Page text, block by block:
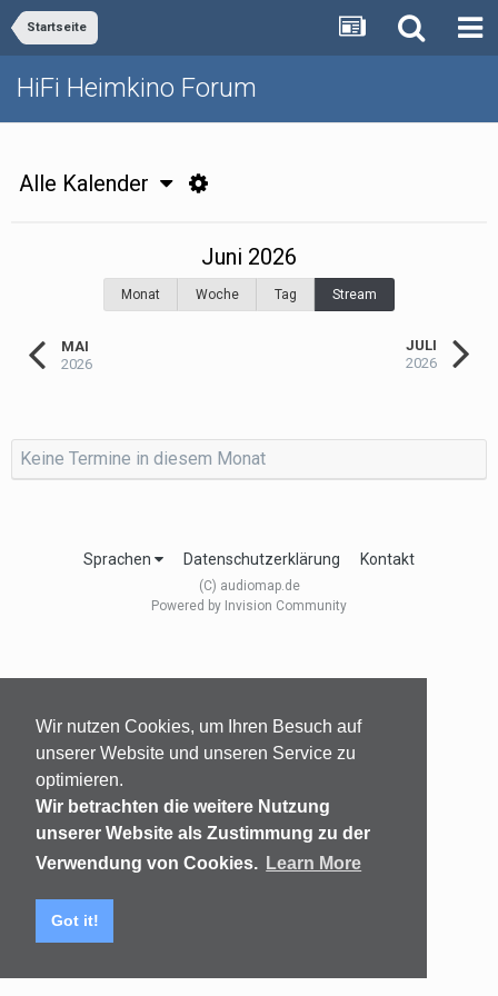
Wir nutzen Cookies, um Ihren Besuch auf
unserer Website und unseren Service zu
optimieren.
Wir betrachten die weitere Nutzung
unserer Website als Zustimmung zu der
Verwendung von Cookies. Learn More
Got it!
Startseite
HiFi Heimkino Forum
Alle Kalender
MAI
2026
Juni 2026
Monat Woche Tag Stream
JULI
2026
Keine Termine in diesem Monat
Sprachen Datenschutzerklärung Kontakt
(C) audiomap.de
Powered by Invision Community